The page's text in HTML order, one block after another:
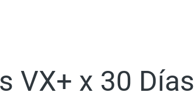
VX+ x 30 Días